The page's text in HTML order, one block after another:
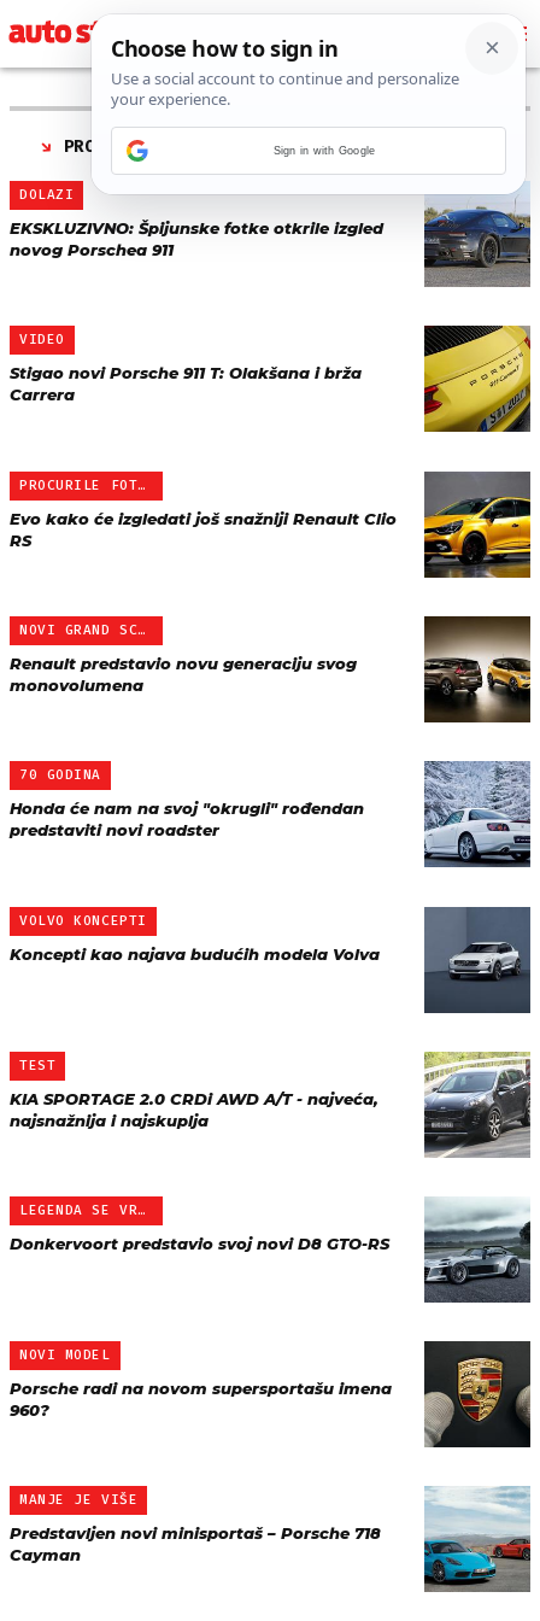
PRONAĐENO 91 REZULTATA ZA TAG “
DOLAZI
EKSKLUZIVNO: Špijunske fotke otkrile izgled
novog Porschea 911
VIDEO
Stigao novi Porsche 911 T: Olakšana i brža
Carrera
PROCURILE FOTKE
Evo kako će izgledati još snažniji Renault Clio
RS
NOVI GRAND SCENIC
Renault predstavio novu generaciju svog
monovolumena
70 GODINA
Honda će nam na svoj "okrugli" rođendan
predstaviti novi roadster
VOLVO KONCEPTI
Koncepti kao najava budućih modela Volva
TEST
KIA SPORTAGE 2.0 CRDi AWD A/T - najveća,
najsnažnija i najskuplja
LEGENDA SE VRAĆA
Donkervoort predstavio svoj novi D8 GTO-RS
NOVI MODEL
Porsche radi na novom supersportašu imena
960?
MANJE JE VIŠE
Predstavljen novi minisportaš – Porsche 718
Cayman
Sign in with Google